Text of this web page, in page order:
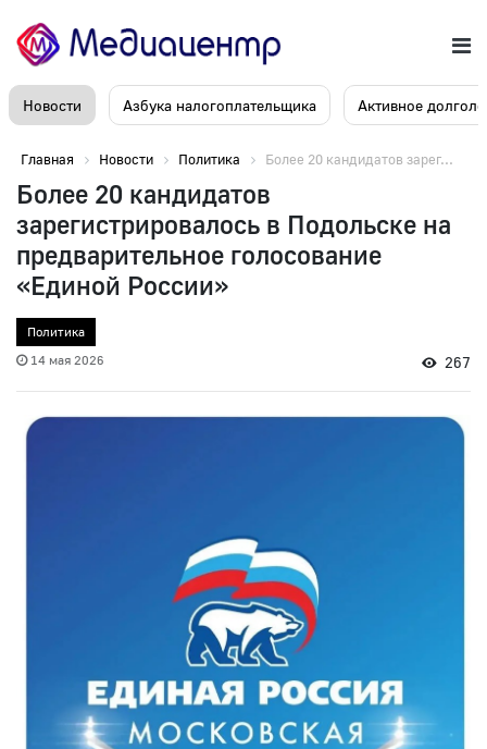
Новости Азбука налогоплательщика Активное
Главная Новости Политика Более 20 кандидатов зарег...
Более 20 кандидатов
зарегистрировалось в Подольске на
предварительное голосование
«Единой России»
Политика
14 мая 2026
267